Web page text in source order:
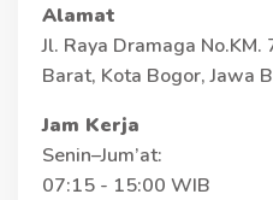
Alamat
Jl. Raya Dramaga
Barat, Kota Bogor, Jawa
Jam Kerja
Senin–Jum’at:
07:15 - 15:00 WIB